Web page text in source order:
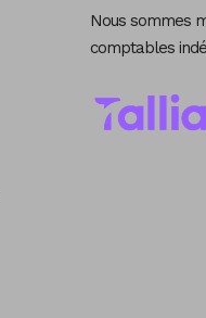
Nous sommes
comptables